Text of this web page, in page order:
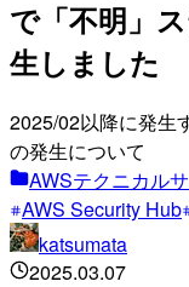
で「不明」
生しました
2025/02以降に発生
の発生について
AWSテクニカル
AWS Security Hub
katsumata
2025.03.07